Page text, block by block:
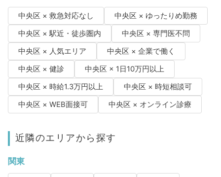
中央区 × 救急対応なし
中央区 × ゆったりめ勤務
中央区 × 駅近・徒歩圏内
中央区 × 専門医不問
中央区 × 人気エリア
中央区 × 企業で働く
中央区 × 健診
中央区 × 1日10万円以上
中央区 × 時給1.3万円以上
中央区 × 時短相談可
中央区 × WEB面接可
中央区 × オンライン診療
近隣のエリアから探す
関東